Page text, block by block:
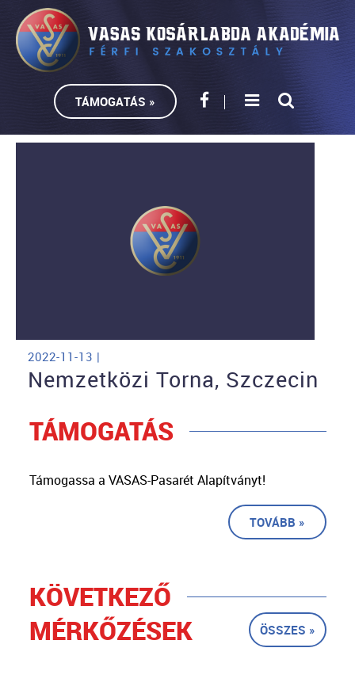
TÁMOGATÁS »
2022-11-13 |
Nemzetközi Torna, Szczecin
TÁMOGATÁS
Támogassa a VASAS-Pasarét Alapítványt!
TOVÁBB »
KÖVETKEZŐ
MÉRKŐZÉSEK
ÖSSZES »